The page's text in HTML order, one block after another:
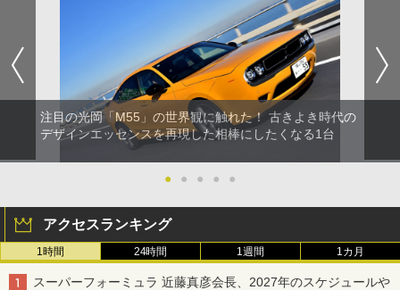
注目の光岡「M55」の世界観に触れた！ 古きよき時代の
デザインエッセンスを再現した相棒にしたくなる1台
● ● ● ● ●
アクセスランキング
1時間 24時間 1週間 1カ月
スーパーフォーミュラ 近藤真彦会長、2027年のスケジュールや